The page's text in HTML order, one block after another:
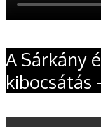
A Sárkány
kibocsátás